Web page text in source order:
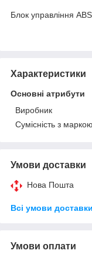
Блок управління
Характеристики
Основні атрибути
Виробник
Сумісність з маркою
Умови доставки
Нова Пошта
Всі умови доставки
Умови оплати